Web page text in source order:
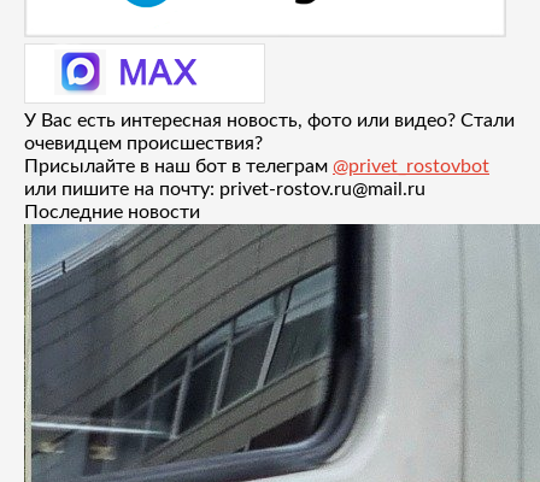
У Вас есть интересная новость, фото или видео? Стали
очевидцем происшествия?
Присылайте в наш бот в телеграм @privet_rostovbot
или пишите на почту: privet-rostov.ru@mail.ru
Последние новости